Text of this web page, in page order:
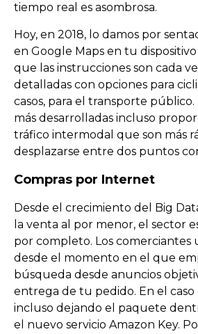
tiempo real es asombrosa.
Hoy, en 2018, lo damos por
en Google Maps en tu
que las instrucciones son cada
detalladas con opciones para
casos, para el transporte público.
más desarrolladas incluso
tráfico intermodal que son más
desplazarse entre dos puntos
Compras por Internet
Desde el crecimiento del Big
la venta al por menor, el sector
por completo. Los comerciantes
desde el momento en el que
búsqueda desde anuncios
entrega de tu pedido. En el caso
incluso dejando el paquete
el nuevo servicio Amazon Key.